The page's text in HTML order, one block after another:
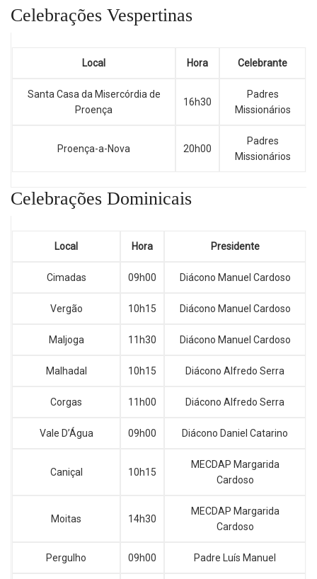
Celebrações Vespertinas
Local Hora Celebrante
Santa Casa da Misercórdia de
Proença
16h30
Padres
Missionários
Proença-a-Nova 20h00
Padres
Missionários
Celebrações Dominicais
Local Hora Presidente
Cimadas 09h00 Diácono Manuel Cardoso
Vergão 10h15 Diácono Manuel Cardoso
Maljoga 11h30 Diácono Manuel Cardoso
Malhadal 10h15 Diácono Alfredo Serra
Corgas 11h00 Diácono Alfredo Serra
Vale D’Água 09h00 Diácono Daniel Catarino
Caniçal 10h15
MECDAP Margarida
Cardoso
Moitas 14h30
MECDAP Margarida
Cardoso
Pergulho 09h00 Padre Luís Manuel